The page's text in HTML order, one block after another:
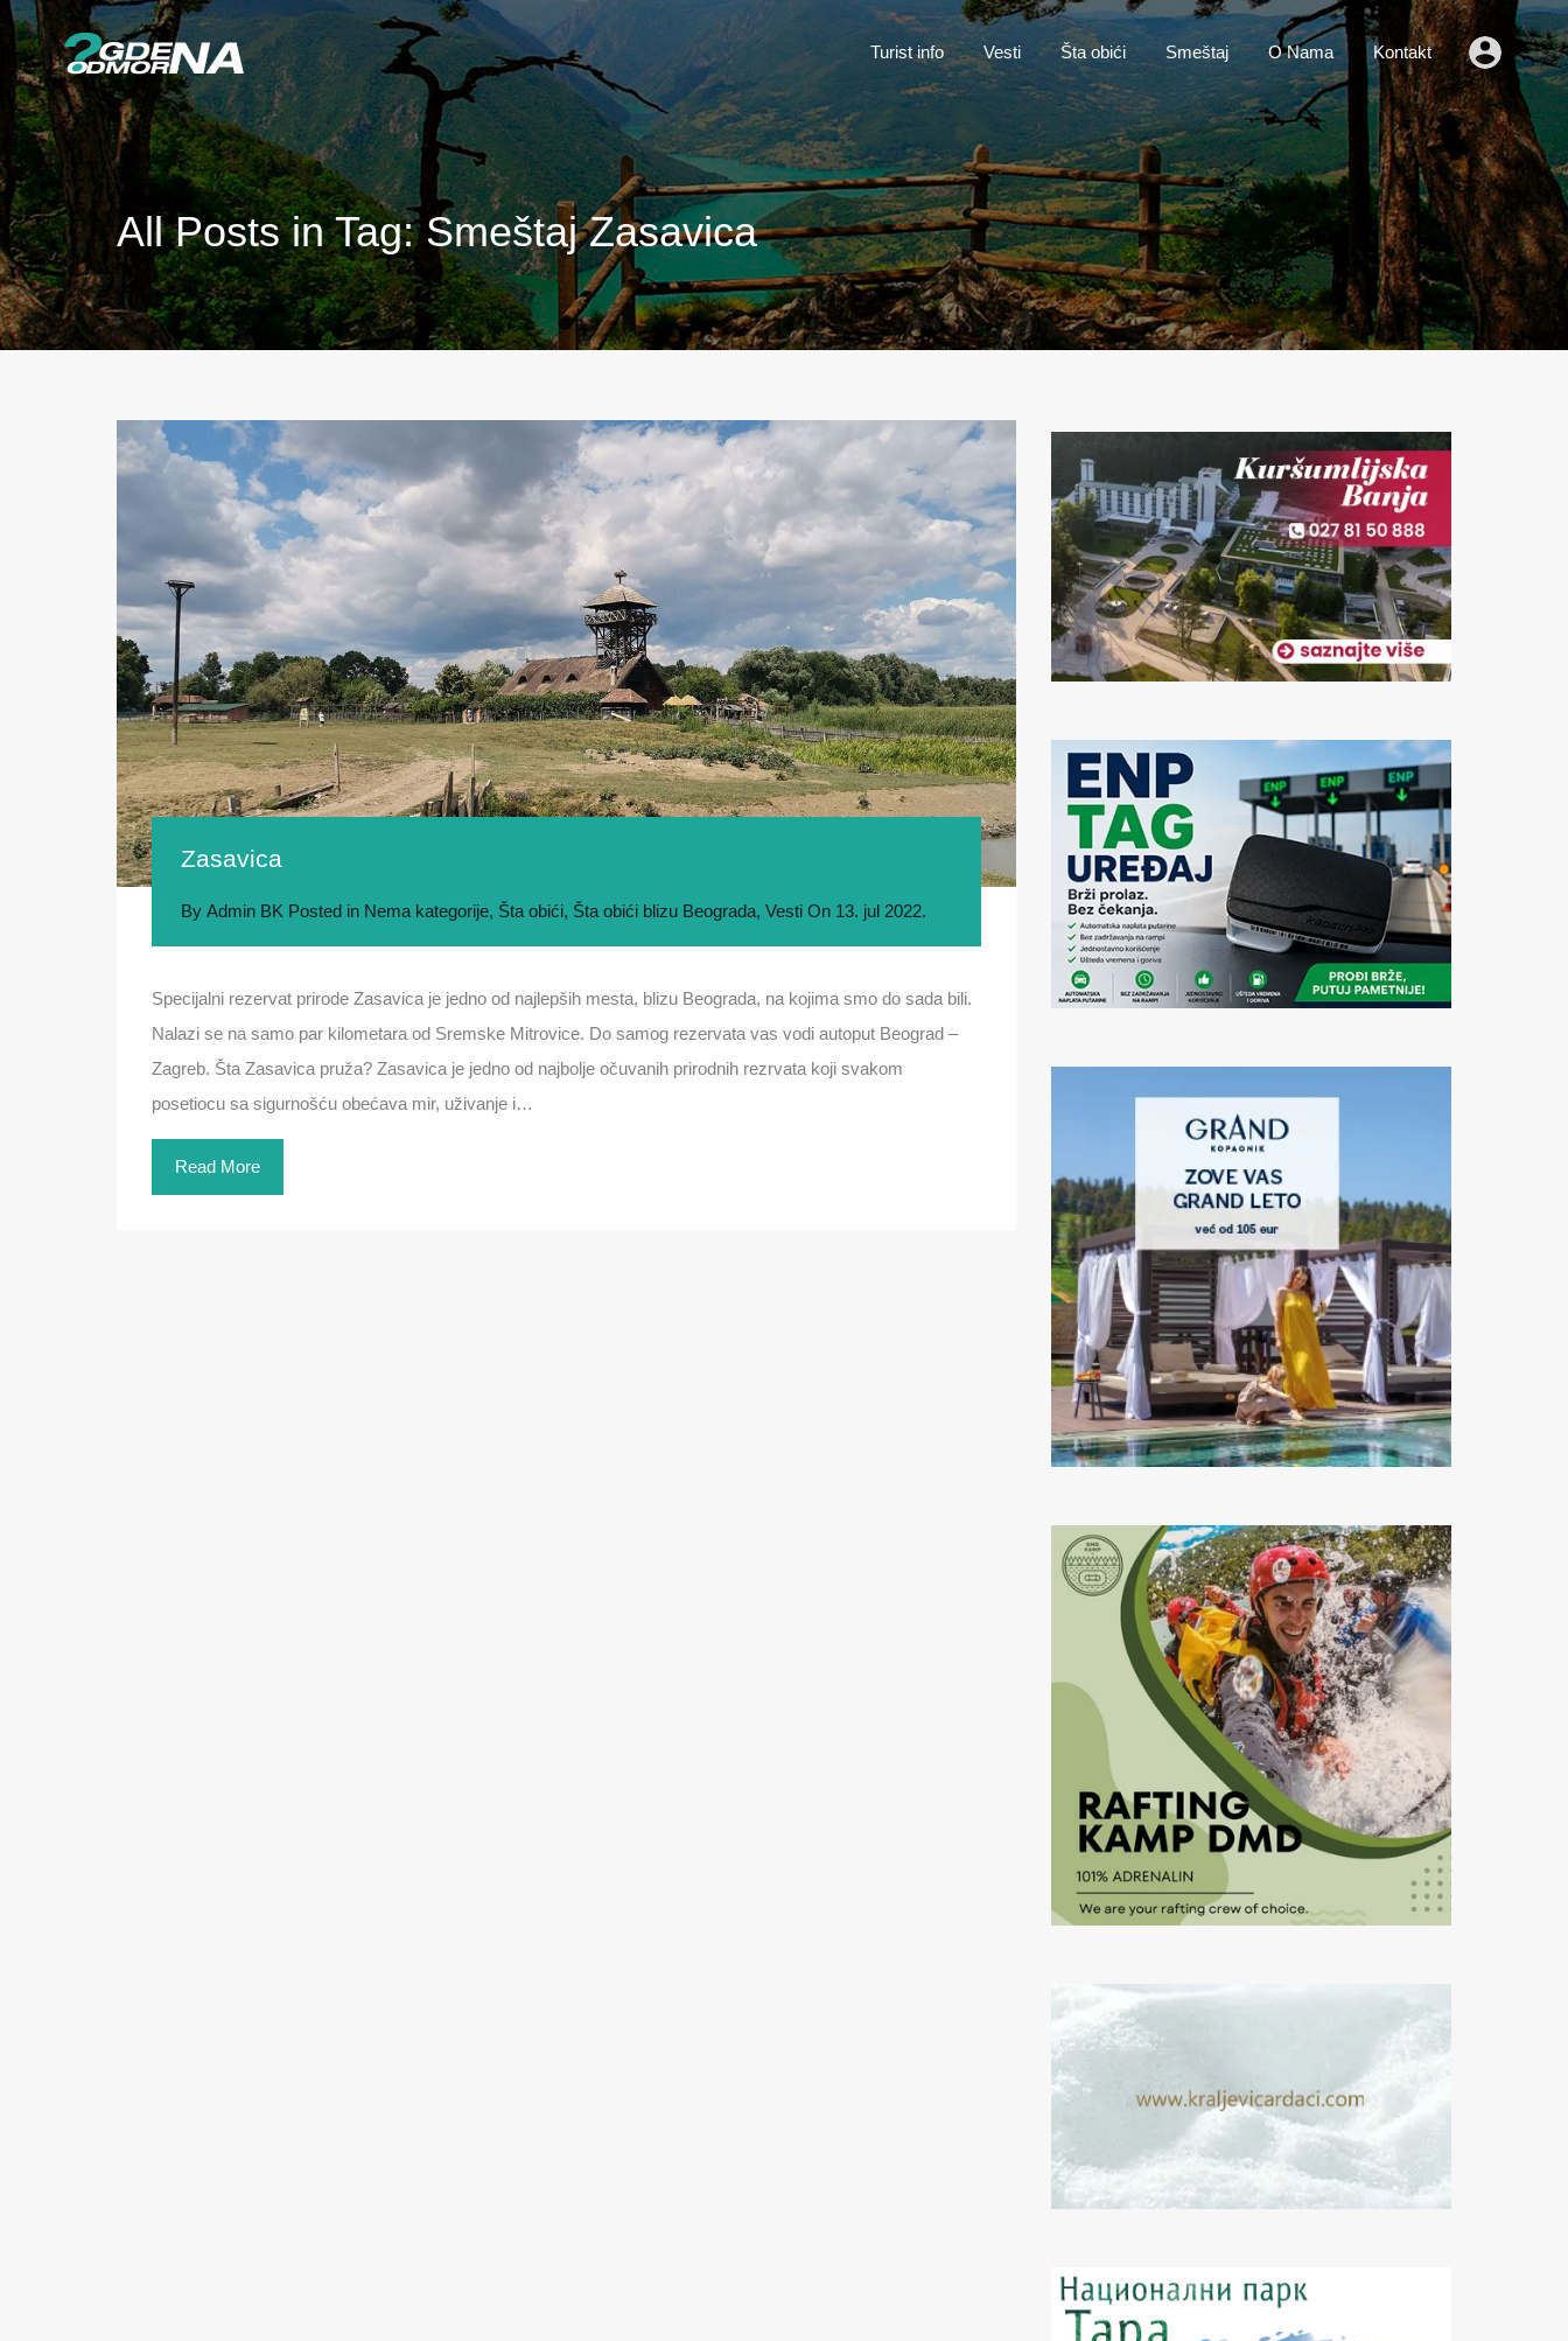
Turist info Vesti Šta obići Smeštaj O Nama Kontakt
Turist info Vesti Šta obići Smeštaj O Nama Kontakt
All Posts in Tag: Smeštaj Zasavica
Zasavica
By Admin BK Posted in Nema kategorije, Šta obići, Šta obići blizu Beograda, Vesti On 13. jul 2022.
Specijalni rezervat prirode Zasavica je jedno od najlepših mesta, blizu Beograda, na kojima smo do sada bili.
Nalazi se na samo par kilometara od Sremske Mitrovice. Do samog rezervata vas vodi autoput Beograd –
Zagreb. Šta Zasavica pruža? Zasavica je jedno od najbolje očuvanih prirodnih rezrvata koji svakom
posetiocu sa sigurnošću obećava mir, uživanje i…
Read More